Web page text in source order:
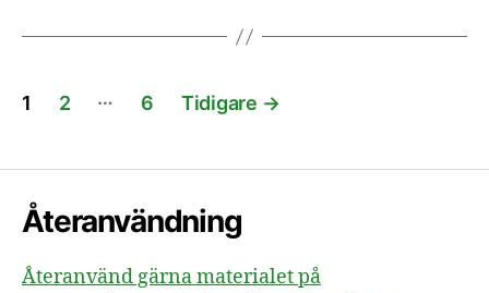
Sidnumrering
inlägg
1 2 … 6 Tidigare →
Återanvändning
Återanvänd gärna materialet på